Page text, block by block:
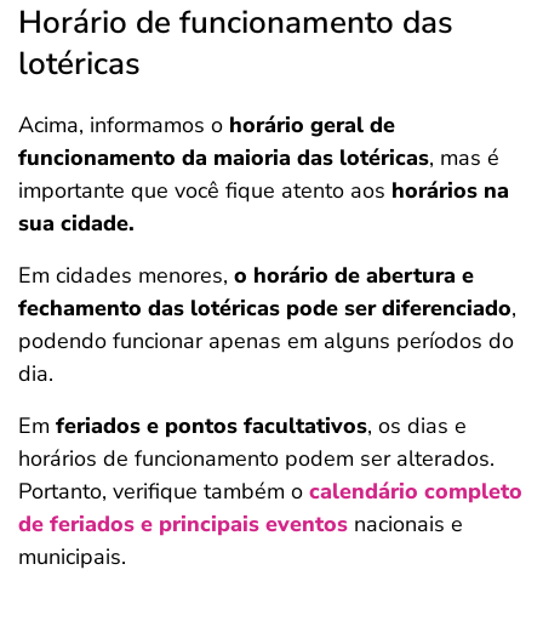
Horário de funcionamento das
lotéricas
Acima, informamos o horário geral de
funcionamento da maioria das lotéricas, mas é
importante que você fique atento aos horários na
sua cidade.
Em cidades menores, o horário de abertura e
fechamento das lotéricas pode ser diferenciado,
podendo funcionar apenas em alguns períodos do
dia.
Em feriados e pontos facultativos, os dias e
horários de funcionamento podem ser alterados.
Portanto, verifique também o calendário completo
de feriados e principais eventos nacionais e
municipais.